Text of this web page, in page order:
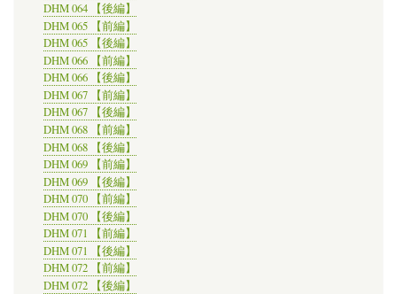
DHM 064 【後編】
DHM 065 【前編】
DHM 065 【後編】
DHM 066 【前編】
DHM 066 【後編】
DHM 067 【前編】
DHM 067 【後編】
DHM 068 【前編】
DHM 068 【後編】
DHM 069 【前編】
DHM 069 【後編】
DHM 070 【前編】
DHM 070 【後編】
DHM 071 【前編】
DHM 071 【後編】
DHM 072 【前編】
DHM 072 【後編】